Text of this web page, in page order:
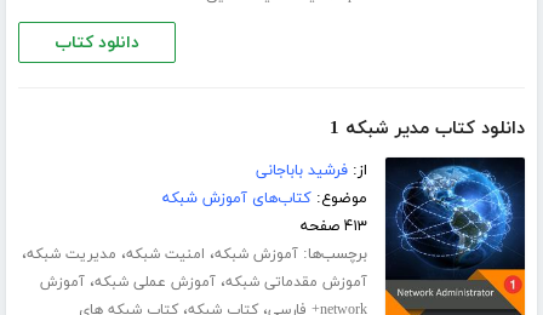
دانلود کتاب
دانلود کتاب مدیر شبکه 1
از:فرشید باباجانی
موضوع:کتاب‌های آموزش شبکه
۴۱۳ صفحه
برچسب‌ها:آموزش شبکه، امنیت شبکه، مدیریت شبکه،
آموزش مقدماتی شبکه،آموزش عملی شبکه،آموزش
network+ فارسی
،کتاب شبکه،کتاب شبکه های